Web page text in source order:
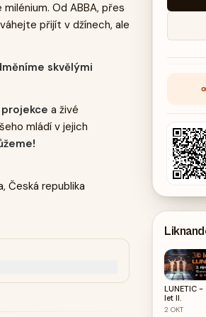
Od ABBA, přes
přijít v džínech, ale
skvělými
a živé
mládí v jejich
Česká republika
LUNETIC -
let II.
2 OKT